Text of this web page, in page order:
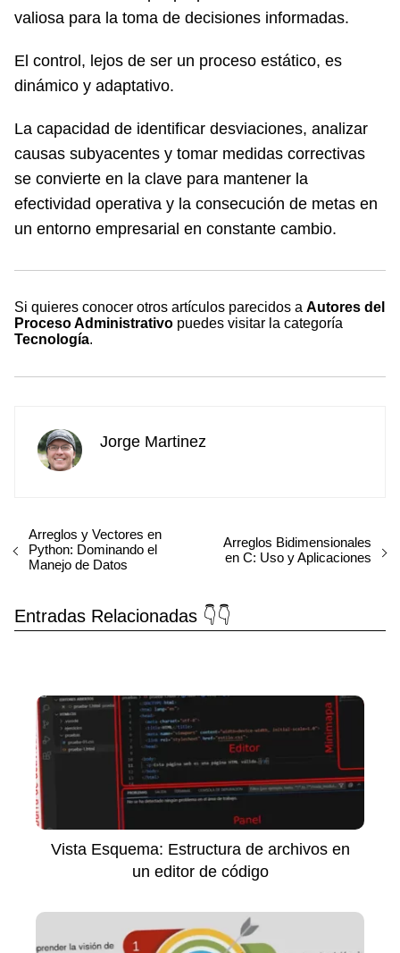
valiosa para la toma de decisiones informadas.
El control, lejos de ser un proceso estático, es
dinámico y adaptativo.
La capacidad de identificar desviaciones, analizar
causas subyacentes y tomar medidas correctivas
se convierte en la clave para mantener la
efectividad operativa y la consecución de metas en
un entorno empresarial en constante cambio.
Si quieres conocer otros artículos parecidos a Autores del
Proceso Administrativo puedes visitar la categoría
Tecnología.
Jorge Martinez
Arreglos y Vectores en
Python: Dominando el
Manejo de Datos
Arreglos Bidimensionales
en C: Uso y Aplicaciones
Entradas Relacionadas 👇👇
Vista Esquema: Estructura de archivos en
un editor de código